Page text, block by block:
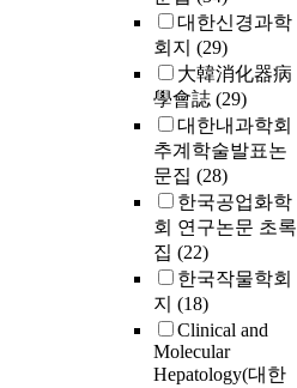
대한신경과학
회지 (29)
大韓消化器病
學會誌 (29)
대한내과학회
추계학술발표논
문집 (28)
한국공업화학
회 연구논문 초록
집 (22)
한국작물학회
지 (18)
Clinical and
Molecular
Hepatology(대한